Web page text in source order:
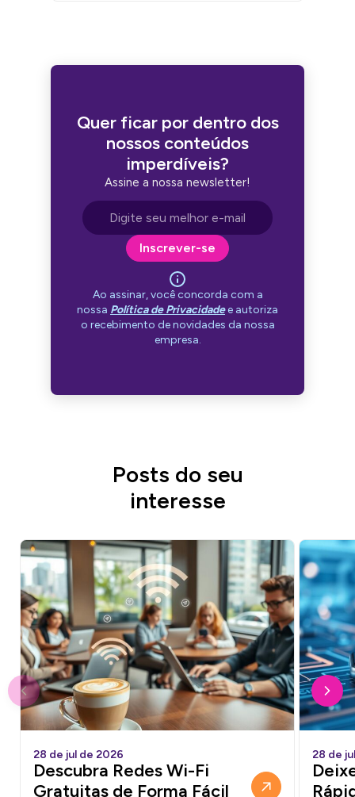
Quer ficar por dentro dos
nossos conteúdos
imperdíveis?
Assine a nossa newsletter!
Endereço de e-mail
Inscrever-se
Ao assinar, você concorda com a
nossa Política de Privacidadee autoriza
o recebimento de novidades da nossa
empresa.
Posts do seu
interesse
28 de jul de 2026
Descubra Redes Wi-Fi
Gratuitas de Forma Fácil
28 de